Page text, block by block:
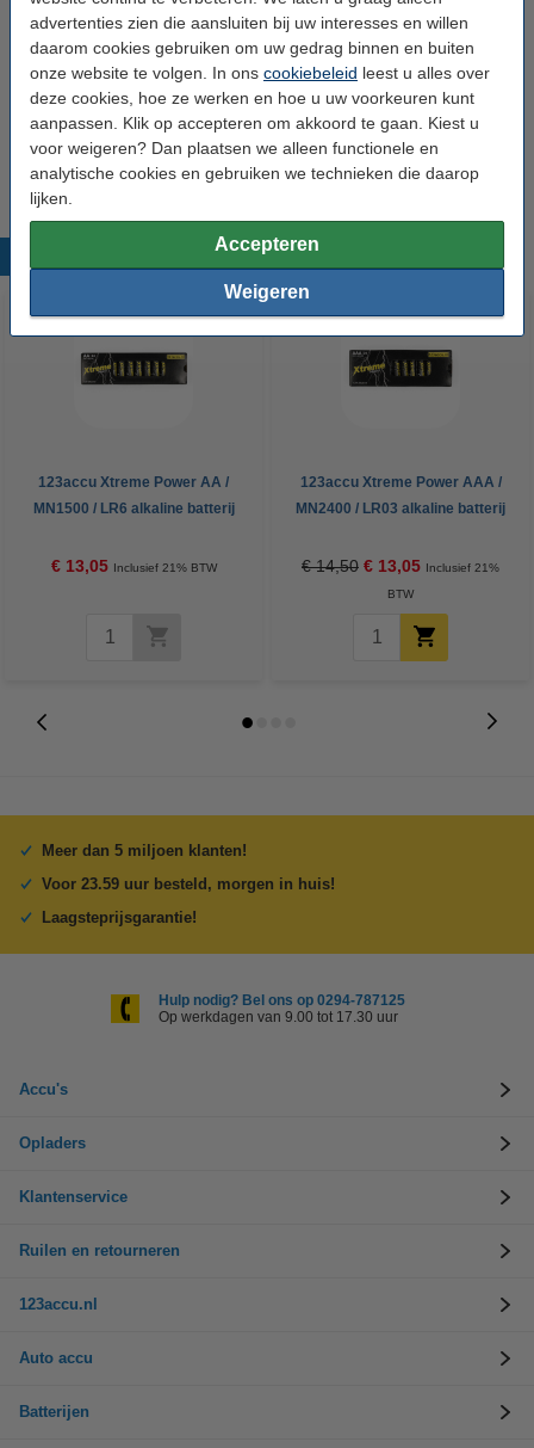
advertenties zien die aansluiten bij uw interesses en willen
daarom cookies gebruiken om uw gedrag binnen en buiten
onze website te volgen. In ons cookiebeleid leest u alles over
deze cookies, hoe ze werken en hoe u uw voorkeuren kunt
aanpassen. Klik op accepteren om akkoord te gaan. Kiest u
voor weigeren? Dan plaatsen we alleen functionele en
analytische cookies en gebruiken we technieken die daarop
lijken.
Accepteren
Weigeren
Maximaal voltage: 20 V
Output connector: USB-C
Type kabel: Europa met randaarde
Extra info: Uw oude apparaat
Populaire producten
123accu Xtreme Power AA /
MN1500 / LR6 alkaline batterij
€ 13,05 Inclusief 21% BTW
123accu Xtreme Power AAA /
MN2400 / LR03 alkaline batterij
€ 14,50 € 13,05 Inclusief 21%
BTW
Meer dan 5 miljoen klanten!
Voor 23.59 uur besteld, morgen in huis!
Laagsteprijsgarantie!
Hulp nodig? Bel ons op 0294-787125
Op werkdagen van 9.00 tot 17.30 uur
Accu's
Opladers
Klantenservice
Ruilen en retourneren
123accu.nl
Auto accu
Batterijen